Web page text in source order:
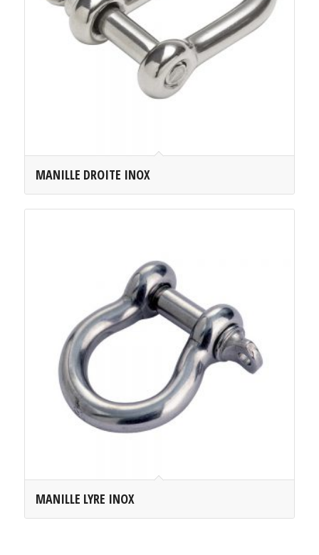
MANILLE DROITE INOX
MANILLE LYRE INOX